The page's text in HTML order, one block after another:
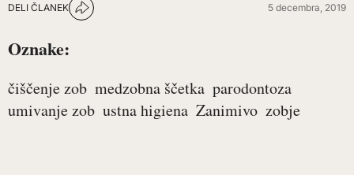
DELI ČLANEK 5 decembra, 2019
Oznake:
čiščenje zob medzobna ščetka parodontoza
umivanje zob ustna higiena Zanimivo zobje